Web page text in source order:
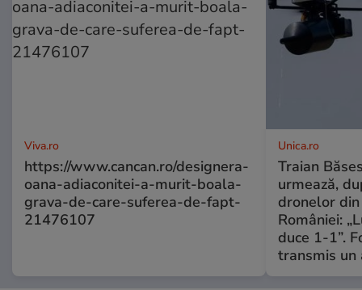
Viva.ro
https://www.cancan.ro/designera-
oana-adiaconitei-a-murit-boala-
grava-de-care-suferea-de-fapt-
21476107
Unica.ro
Traian
urmează,
dronelor
României:
duce 1-1”.
transmis un